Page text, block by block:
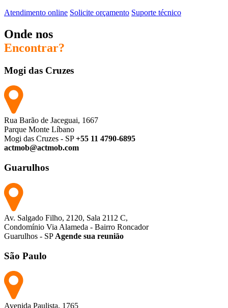
Atendimento online Solicite orçamento Suporte técnico
Onde nos
Encontrar?
Mogi das Cruzes
Rua Barão de Jaceguai, 1667
Parque Monte Líbano
Mogi das Cruzes - SP+55 11 4790-6895
actmob@actmob.com
Guarulhos
Av. Salgado Filho, 2120, Sala 2112 C,
Condomínio Via Alameda - Bairro Roncador
Guarulhos - SP Agende sua reunião
São Paulo
Avenida Paulista, 1765